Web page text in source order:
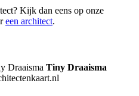
Kijk dan eens op onze
een architect.
Tiny Draaisma